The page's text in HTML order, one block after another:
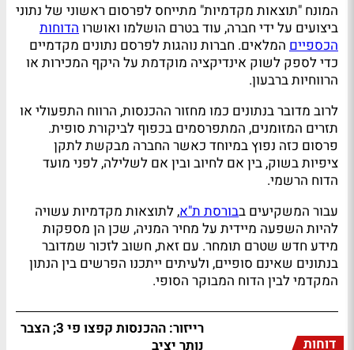
המונח "תוצאות מקדמיות" מתייחס לפרסום ראשוני של נתוני
ביצועים על ידי חברה, עוד בטרם הושלמו ואושרוהדוחות
הכספיים המלאים. חברות נוהגות לפרסם נתונים מקדמיים
כדי לספק לשוק אינדיקציה מוקדמת על היקף המכירות או
הרווחיות ברבעון.
לרוב מדובר בנתונים כמו מחזור ההכנסות, הרווח התפעולי או
תזרים המזומנים, המתפרסמים בכפוף לביקורת סופית.
פרסום כזה נפוץ במיוחד כאשר החברה מבקשת לתקן
ציפיות בשוק, בין אם לחיוב ובין אם לשלילה, לפני מועד
הדוח הרשמי.
עבור המשקיעים בבורסת ת"א, לתוצאות מקדמיות עשויה
להיות השפעה מיידית על מחיר המניה, שכן הן מספקות
מידע חדש שטרם תומחר. עם זאת, חשוב לזכור שמדובר
בנתונים שאינם סופיים, ולעיתים ייתכנו הפרשים בין הנתון
המקדמי לבין הדוח המבוקר הסופי.
דוחות
רייזור: ההכנסות קפצו פי 3; הצבר
נותר יציב